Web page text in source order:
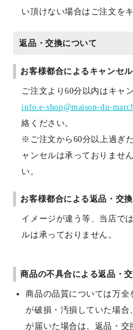
い頂けない場合はご注文を
返品・交換について
お客様都合によるキャンセ
ご注文より60分以内はキャ
info.e-shop@maison-du-
絡ください。
※ご注文から60分以上過ぎ
ャンセルは承っておりませ
い。
お客様都合による返品・交換
イメージが違う等、当店で
ルは承っておりません。
商品の不具合による返品・
商品の品質については万全
が破損・汚損していた場合
が届いた場合は、返品・交